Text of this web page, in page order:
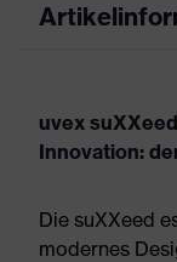
uvex
Innovation:
Die suXXeed
modernes